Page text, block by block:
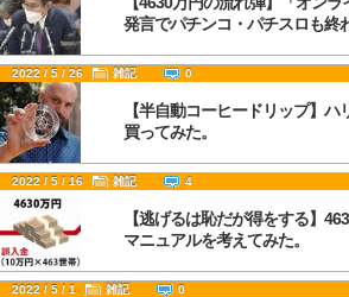
発言でパチンコ・パチスロも終
2022 / 5 / 26 雑記 0
【半自動コーヒードリップ】
買ってみた。
2022 / 5 / 16 雑記 4
【逃げるは恥だが得をする】
マニュアルを考えてみた。
2022 / 5 / 1 雑記 0